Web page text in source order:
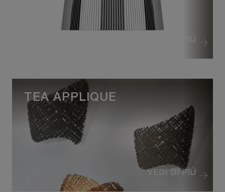
VEDI DI PIÙ
VEDI DI PIÙ
TEA APPLIQUE